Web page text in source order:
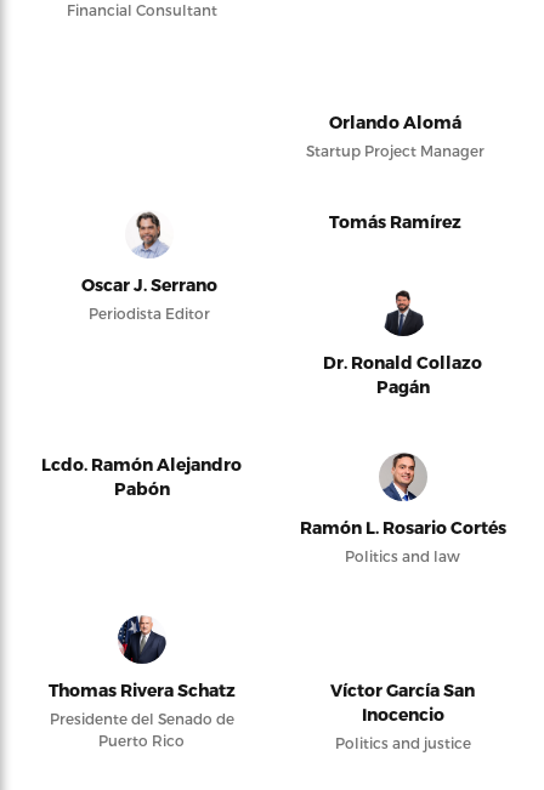
Financial Consultant
Orlando Alomá
Startup Project Manager
Oscar J. Serrano
Periodista Editor
Tomás Ramírez
Dr. Ronald Collazo
Pagán
Lcdo. Ramón Alejandro
Pabón
Ramón L. Rosario Cortés
Politics and law
Thomas Rivera Schatz
Presidente del Senado de
Puerto Rico
Víctor García San
Inocencio
Politics and justice